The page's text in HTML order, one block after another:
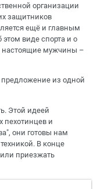
организации
защитников
ещё и главным
виде спорта и о
настоящие мужчины –
из одной
Этой идеей
пехотинцев и
они готовы нам
В конце
приезжать